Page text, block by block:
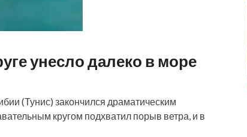
унесло далеко в море
(Тунис) закончился драматическим
кругом подхватил порыв ветра, и в